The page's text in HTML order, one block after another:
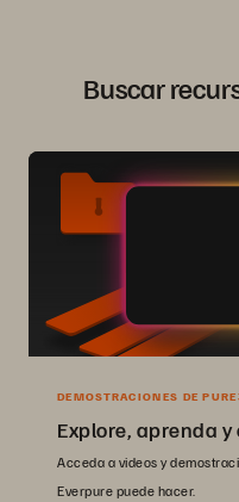
Buscar
DEMOSTRACIONES DE
Explore, aprenda
Acceda a videos y
Everpure puede hacer.